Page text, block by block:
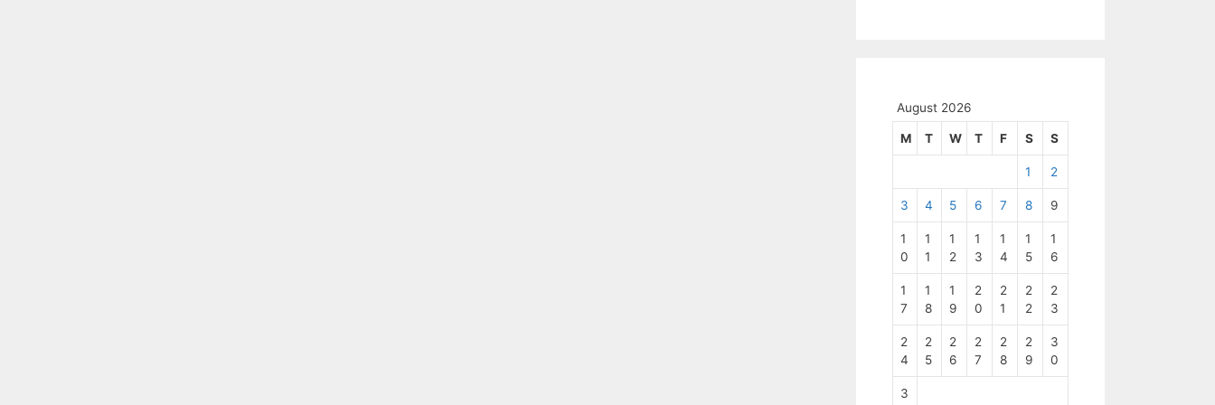
August 2026
M T W T F S S
1 2
3 4 5 6 7 8 9
1
0
1
1
1
2
1
3
1
4
1
5
1
6
1
7
1
8
1
9
2
0
2
1
2
2
2
3
2
4
2
5
2
6
2
7
2
8
2
9
3
0
3